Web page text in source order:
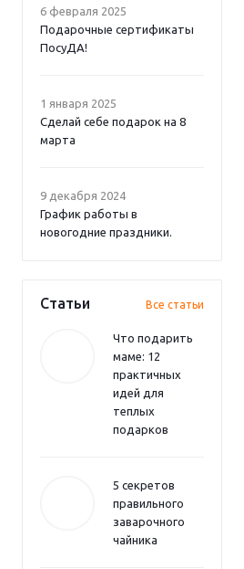
6 февраля 2025
Подарочные сертификаты
ПосуДА!
1 января 2025
Сделай себе подарок на 8
марта
9 декабря 2024
График работы в
новогодние праздники.
Статьи Все статьи
Что подарить
маме: 12
практичных
идей для
теплых
подарков
5 секретов
правильного
заварочного
чайника